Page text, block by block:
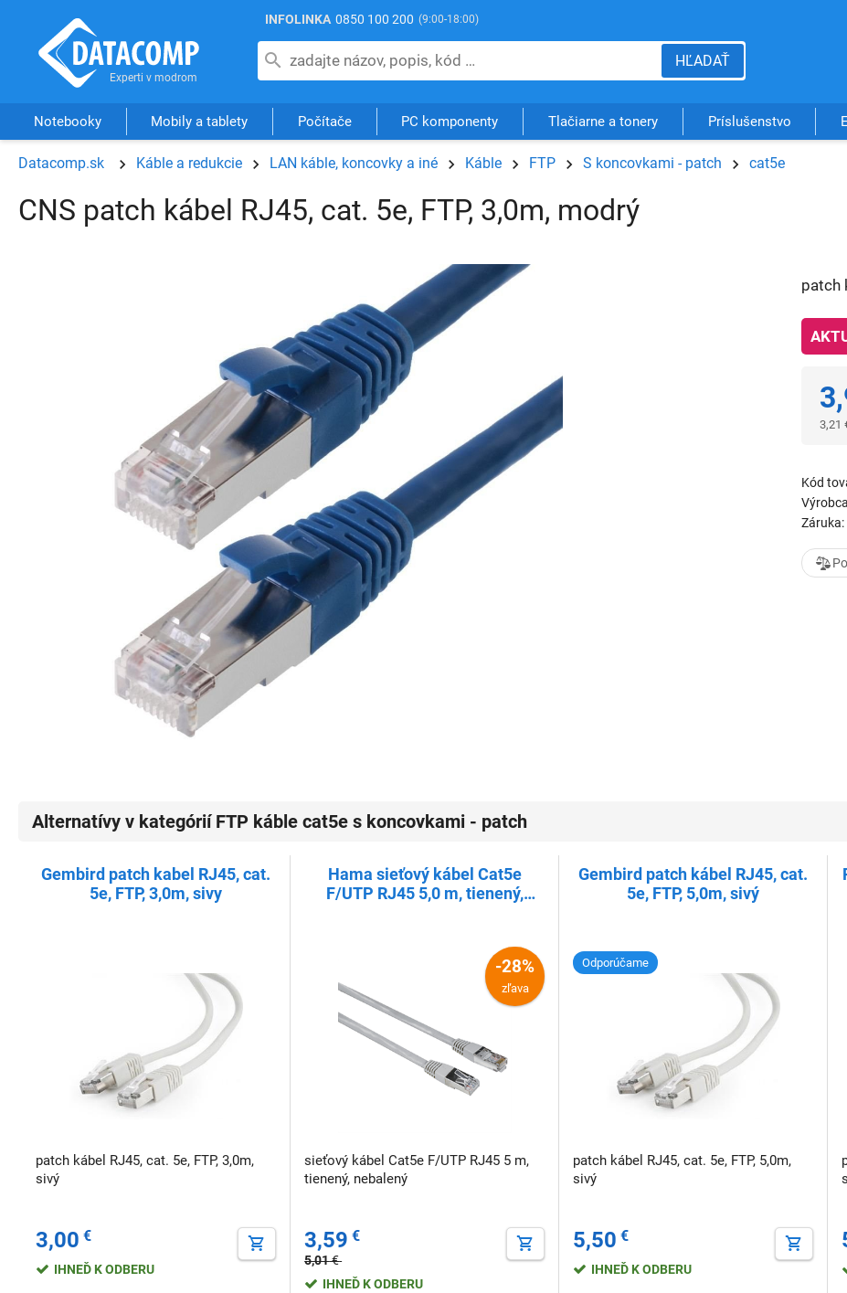
INFOLINKA 0850 100 200 (9:00-18:00)
HĽADAŤ
Notebooky Mobily a tablety Počítače PC komponenty Tlačiarne a tonery Príslušenstvo
Datacomp.sk Káble a redukcie LAN káble, koncovky a iné Káble FTP S koncovkami - patch cat5e
CNS patch kábel RJ45, cat. 5e, FTP, 3,0m, modrý
patch
3,21
Kód
Výrobca
Záruka
Alternatívy v kategórií FTP káble cat5e s koncovkami - patch
Gembird patch kabel RJ45, cat.
5e, FTP, 3,0m, sivy
patch kábel RJ45, cat. 5e, FTP, 3,0m,
sivý
3,00 €
IHNEĎ K ODBERU
Hama sieťový kábel Cat5e
F/UTP RJ45 5,0 m, tienený,
-28%
zľava
sieťový kábel Cat5e F/UTP RJ45 5 m,
tienený, nebalený
3,59 €
5,01€
IHNEĎ K ODBERU
Gembird patch kábel RJ45, cat.
5e, FTP, 5,0m, sivý
Odporúčame
patch kábel RJ45, cat. 5e, FTP, 5,0m,
sivý
5,50 €
IHNEĎ K ODBERU